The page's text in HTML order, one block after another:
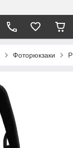
Фоторюкзаки